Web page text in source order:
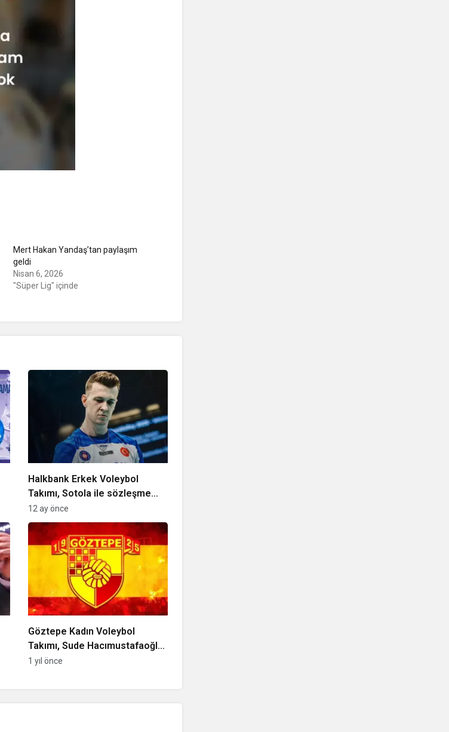
Mert Hakan Yandaş’tan paylaşım
geldi
Nisan 6, 2026
"Süper Lig" içinde
Halkbank Erkek Voleybol
Takımı, Sotola ile sözleşme
yeniledi
12 ay önce
Göztepe Kadın Voleybol
Takımı, Sude Hacımustafaoğlu
ile sözleşme imzaladı
1 yıl önce